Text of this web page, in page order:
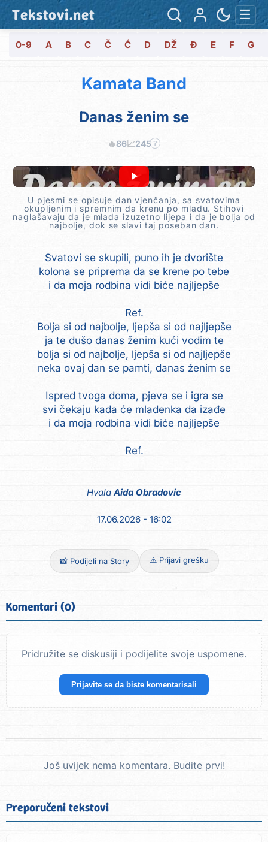
Tekstovi.net ☰
0-9 A B C Č Ć D DŽ Đ E F G
Kamata Band
Danas ženim se
🔥86📈245 ?
U pjesmi se opisuje dan vjenčanja, sa svatovima
okupljenim i spremnim da krenu po mladu. Stihovi
naglašavaju da je mlada izuzetno lijepa i da je bolja od
najbolje, dok se slavi taj poseban dan.
Svatovi se skupili, puno ih je dvorište
kolona se priprema da se krene po tebe
i da moja rodbina vidi biće najljepše
Ref.
Bolja si od najbolje, ljepša si od najljepše
ja te dušo danas ženim kući vodim te
bolja si od najbolje, ljepša si od najljepše
neka ovaj dan se pamti, danas ženim se
Ispred tvoga doma, pjeva se i igra se
svi čekaju kada će mladenka da izađe
i da moja rodbina vidi biće najljepše
Ref.
HvalaAida Obradovic
17.06.2026 - 16:02
📸 Podijeli na Story ⚠️ Prijavi grešku
Komentari (0)
Pridružite se diskusiji i podijelite svoje uspomene.
Prijavite se da biste komentarisali
Još uvijek nema komentara. Budite prvi!
Preporučeni tekstovi